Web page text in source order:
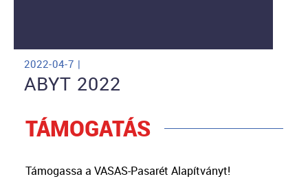
2022-04-7 |
ABYT 2022
TÁMOGATÁS
Támogassa a VASAS-Pasarét Alapítványt!